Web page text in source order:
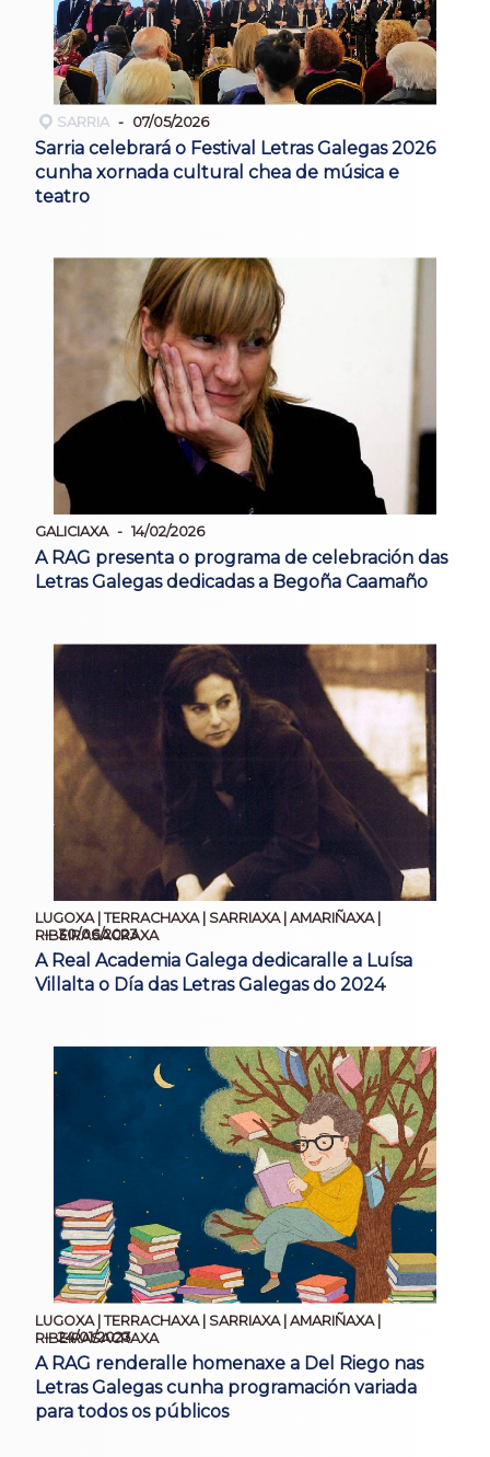
SARRIA 07/05/2026
Sarria celebrará o Festival Letras Galegas 2026
cunha xornada cultural chea de música e
teatro
GALICIAXA 14/02/2026
A RAG presenta o programa de celebración das
Letras Galegas dedicadas a Begoña Caamaño
LUGOXA | TERRACHAXA | SARRIAXA | AMARIÑAXA |
RIBEIRASACRAXA
30/06/2023
A Real Academia Galega dedicaralle a Luísa
Villalta o Día das Letras Galegas do 2024
LUGOXA | TERRACHAXA | SARRIAXA | AMARIÑAXA |
RIBEIRASACRAXA
24/01/2023
A RAG renderalle homenaxe a Del Riego nas
Letras Galegas cunha programación variada
para todos os públicos